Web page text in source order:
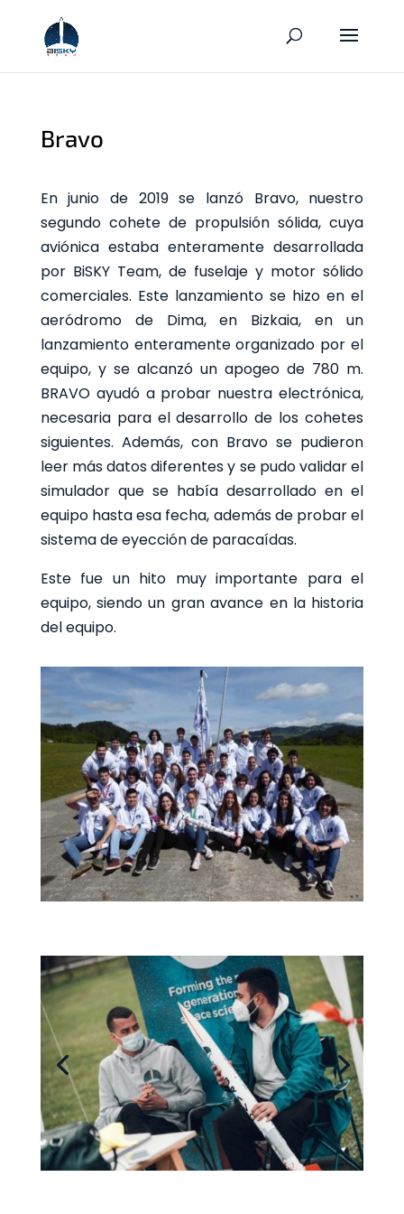
Bravo
En junio de 2019 se lanzó Bravo, nuestro
segundo cohete de propulsión sólida, cuya
aviónica estaba enteramente desarrollada
por BiSKY Team, de fuselaje y motor sólido
comerciales. Este lanzamiento se hizo en el
aeródromo de Dima, en Bizkaia, en un
lanzamiento enteramente organizado por el
equipo, y se alcanzó un apogeo de 780 m.
BRAVO ayudó a probar nuestra electrónica,
necesaria para el desarrollo de los cohetes
siguientes. Además, con Bravo se pudieron
leer más datos diferentes y se pudo validar el
simulador que se había desarrollado en el
equipo hasta esa fecha, además de probar el
sistema de eyección de paracaídas.
Este fue un hito muy importante para el
equipo, siendo un gran avance en la historia
del equipo.